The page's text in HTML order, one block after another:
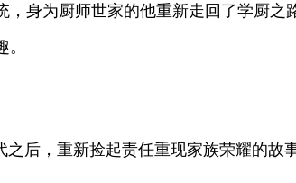
身为厨师世家的他重新走回了学厨之
后，重新捡起责任重现家族荣耀的故